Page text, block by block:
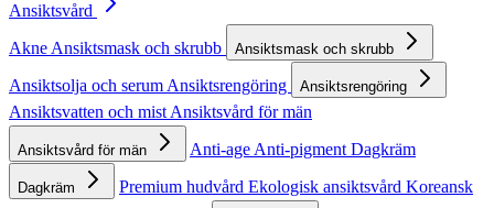
Ansiktsvård
AkneAnsiktsmask och skrubb Ansiktsmask och skrubb
Ansiktsolja och serumAnsiktsrengöring Ansiktsrengöring
Ansiktsvatten och mistAnsiktsvård för män
Ansiktsvård för män Anti-ageAnti-pigmentDagkräm
Dagkräm Premium hudvård Ekologisk ansiktsvård Koreansk